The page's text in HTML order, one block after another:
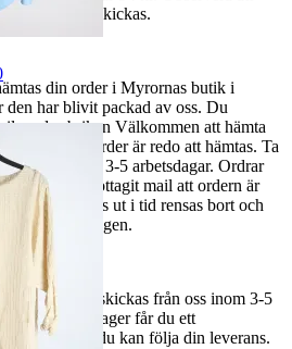
inte kan skickas.
din order i Myrornas butik i
den har blivit packad av oss. Du
med rubriken Välkommen att hämta
när din order är redo att hämtas. Ta
är cirka 3-5 arbetsdagar. Ordrar
att man mottagit mail att ordern är
som ej hämtas ut i tid rensas bort och
återbetalningen.
din vara att skickas från oss inom 3-5
lämnat vårt lager får du ett
kort där du kan följa din leverans.